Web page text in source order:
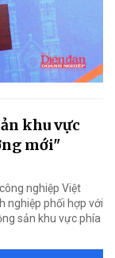
khu vực
mới"
nghiệp Việt
nghiệp phối hợp với
sản khu vực phía